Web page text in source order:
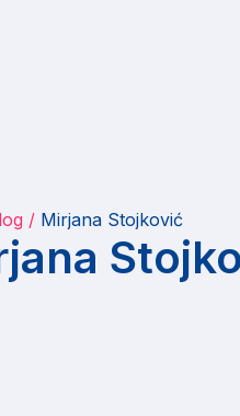
Mirjana Stojković